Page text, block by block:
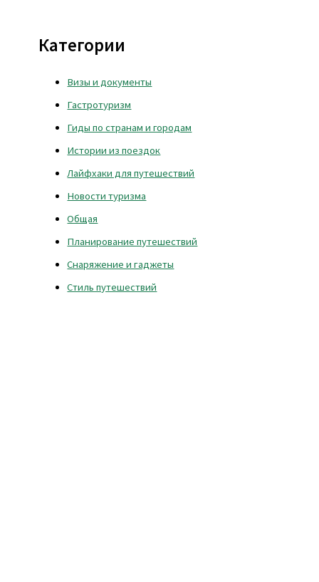
Категории
Визы и документы
Гастротуризм
Гиды по странам и городам
Истории из поездок
Лайфхаки для путешествий
Новости туризма
Общая
Планирование путешествий
Снаряжение и гаджеты
Стиль путешествий